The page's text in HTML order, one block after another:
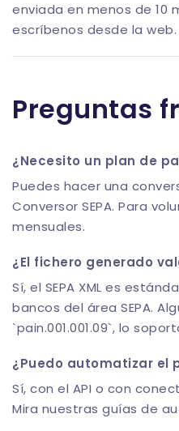
enviada en menos de 10
escríbenos desde la web.
Preguntas
¿Necesito un plan de
Puedes hacer una
Conversor SEPA. Para
mensuales.
¿El fichero generado
Sí, el SEPA XML es
bancos del área SEPA.
`pain.001.001.09`, lo
¿Puedo automatizar el
Sí, con el API o con
Mira nuestras guías de